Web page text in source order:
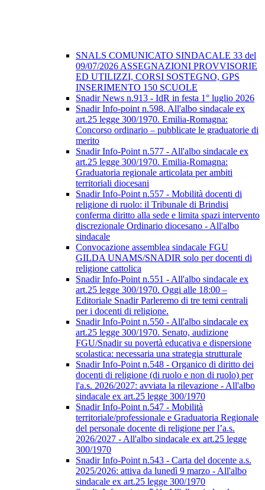
SNALS COMUNICATO SINDACALE 33 del
09/07/2026 ASSEGNAZIONI PROVVISORIE
ED UTILIZZI, CORSI SOSTEGNO, GPS
INSERIMENTO 150 SCUOLE
Snadir News n.913 - IdR in festa 1° luglio 2026
Snadir Info-point n.598. All'albo sindacale ex
art.25 legge 300/1970. Emilia-Romagna:
Concorso ordinario – pubblicate le graduatorie di
merito
Snadir Info-Point n.577 - All'albo sindacale ex
art.25 legge 300/1970. Emilia-Romagna:
Graduatoria regionale articolata per ambiti
territoriali diocesani
Snadir Info-Point n.557 - Mobilità docenti di
religione di ruolo: il Tribunale di Brindisi
conferma diritto alla sede e limita spazi intervento
discrezionale Ordinario diocesano - All'albo
sindacale
Convocazione assemblea sindacale FGU
GILDA UNAMS/SNADIR solo per docenti di
religione cattolica
Snadir Info-Point n.551 - All'albo sindacale ex
art.25 legge 300/1970. Oggi alle 18:00 –
Editoriale Snadir Parleremo di tre temi centrali
per i docenti di religione.
Snadir Info-Point n.550 - All'albo sindacale ex
art.25 legge 300/1970. Senato, audizione
FGU/Snadir su povertà educativa e dispersione
scolastica: necessaria una strategia strutturale
Snadir Info-Point n.548 - Organico di diritto dei
docenti di religione (di ruolo e non di ruolo) per
l'a.s. 2026/2027: avviata la rilevazione - All'albo
sindacale ex art.25 legge 300/1970
Snadir Info-Point n.547 - Mobilità
territoriale/professionale e Graduatoria Regionale
del personale docente di religione per l’a.s.
2026/2027 - All'albo sindacale ex art.25 legge
300/1970
Snadir Info-Point n.543 - Carta del docente a.s.
2025/2026: attiva da lunedì 9 marzo - All'albo
sindacale ex art.25 legge 300/1970